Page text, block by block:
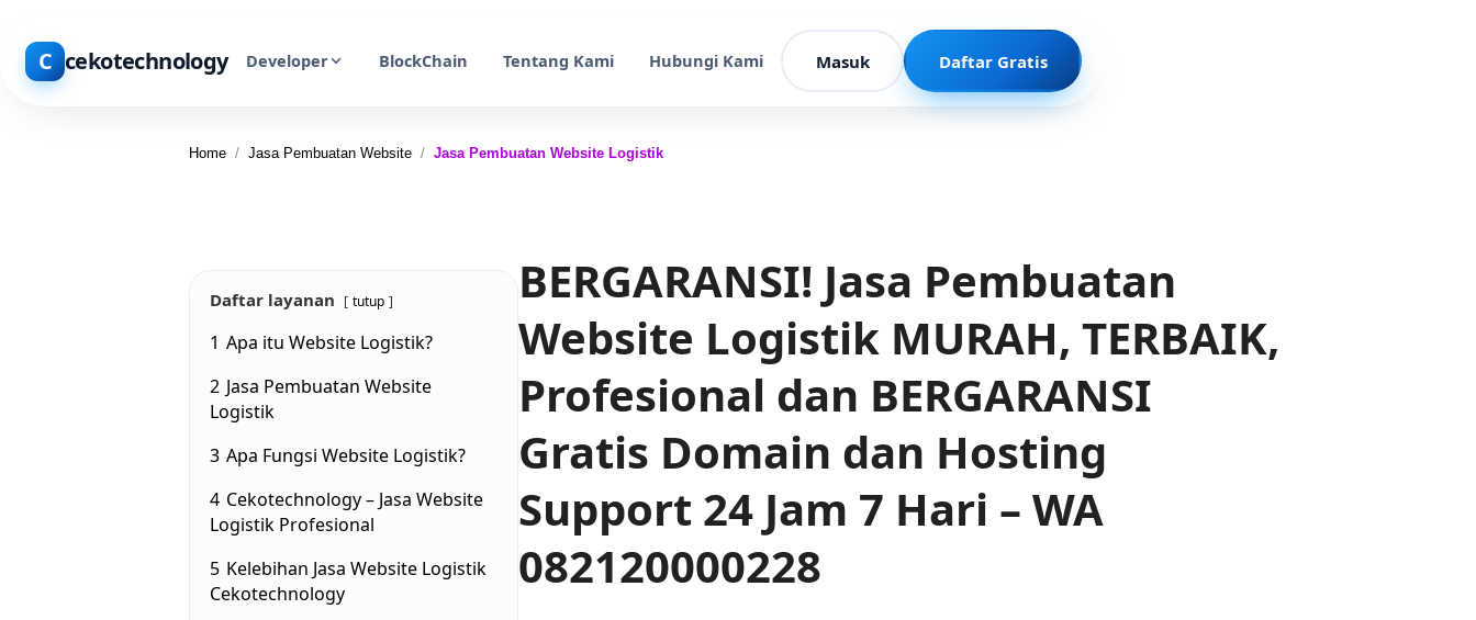
C cekotechnology Developer BlockChain Tentang Kami Hubungi Kami Masuk Daftar Gratis
Home / Jasa Pembuatan Website / Jasa Pembuatan Website Logistik
Daftar layanan tutup
1 Apa itu Website Logistik?
2 Jasa Pembuatan Website
Logistik
3 Apa Fungsi Website Logistik?
4 Cekotechnology – Jasa Website
Logistik Profesional
5 Kelebihan Jasa Website Logistik
Cekotechnology
BERGARANSI! Jasa Pembuatan
Website Logistik MURAH, TERBAIK,
Profesional dan BERGARANSI
Gratis Domain dan Hosting
Support 24 Jam 7 Hari – WA
082120000228